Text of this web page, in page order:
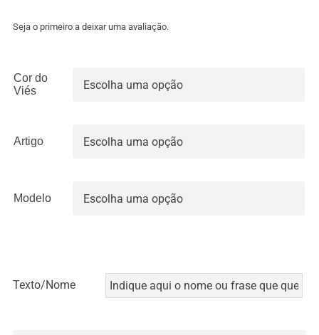
4.90€
Seja o primeiro a deixar uma avaliação.
Cor do
Viés
Artigo
Modelo
Texto/Nome